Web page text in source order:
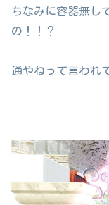
ちなみに容器無し
の！！？
通やねって言われ